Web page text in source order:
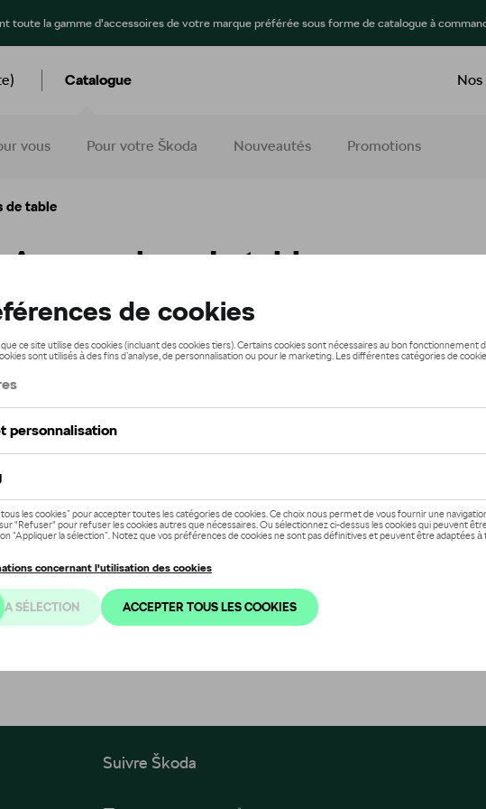
toute la gamme d’accessoires de votre marque préférée sous forme de catalogue à
Catalogue
vous Pour votre Škoda Nouveautés Promotions
de table
Accessoires de table
Suivre Škoda